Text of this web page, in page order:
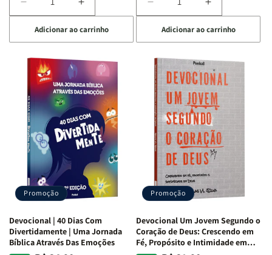
Diminuir
a
quantidade
de
Devocional
Quarto
de
Guerra
Isabelle
S.
Alves
Aumentar
a
quantidade
de
Devocional
Quarto
de
Guerra
|
Isabelle
S.
Alves
Adicionar ao carrinho
Diminuir
a
quantidade
de
Devocional
Café
com
Mulheres
da
Bíblia
Equipe
Teológica
Penkal
Aumentar
a
quantidade
de
Devocional
Café
com
Mulheres
da
Bíblia
|
Equipe
Teológica
Penkal
Adicionar ao carrinho
Promoção
Devocional | 40 Dias Com
Divertidamente | Uma Jornada
Bíblica Através Das Emoções
Promoção
Devocional Um Jovem Segundo o
Coração de Deus: Crescendo em
Fé, Propósito e Intimidade em